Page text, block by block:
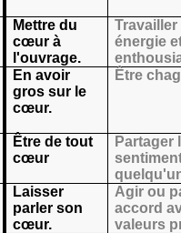
Mettre du
cœur à
l'ouvrage.
Travailler
énergie
En avoir
gros sur le
cœur.
Être
Être de tout
cœur
Partager
Laisser
parler son
cœur.
Agir ou
accord
valeurs